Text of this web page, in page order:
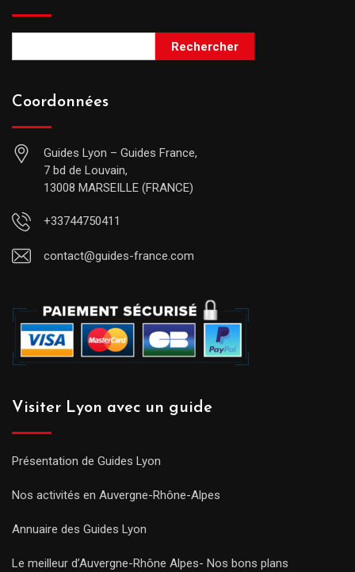
Rechercher
Coordonnées
Guides Lyon – Guides France,
7 bd de Louvain,
13008 MARSEILLE (FRANCE)
+33744750411
contact@guides-france.com
Visiter Lyon avec un guide
Présentation de Guides Lyon
Nos activités en Auvergne-Rhône-Alpes
Annuaire des Guides Lyon
Le meilleur d’Auvergne-Rhône Alpes- Nos bons plans